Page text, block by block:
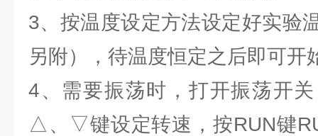
3、按温度设定方法设定好实验
另附），待温度恒定之后即可开
4、需要振荡时，打开振荡开
△、▽键设定转速，按RUN键